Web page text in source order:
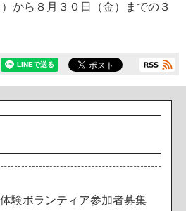
から８月３０日（金）までの３
験ボランティア参加者募集